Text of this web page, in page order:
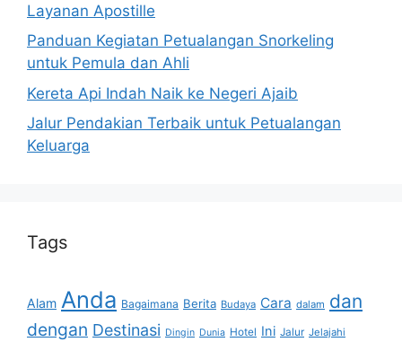
Layanan Apostille
Panduan Kegiatan Petualangan Snorkeling
untuk Pemula dan Ahli
Kereta Api Indah Naik ke Negeri Ajaib
Jalur Pendakian Terbaik untuk Petualangan
Keluarga
Tags
Alam Anda Bagaimana Berita Budaya Cara dalam dan
dengan Destinasi Dingin Dunia Hotel Ini Jalur Jelajahi